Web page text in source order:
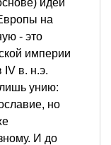
на
- это
империи
в. н.э.
унию:
но
И до